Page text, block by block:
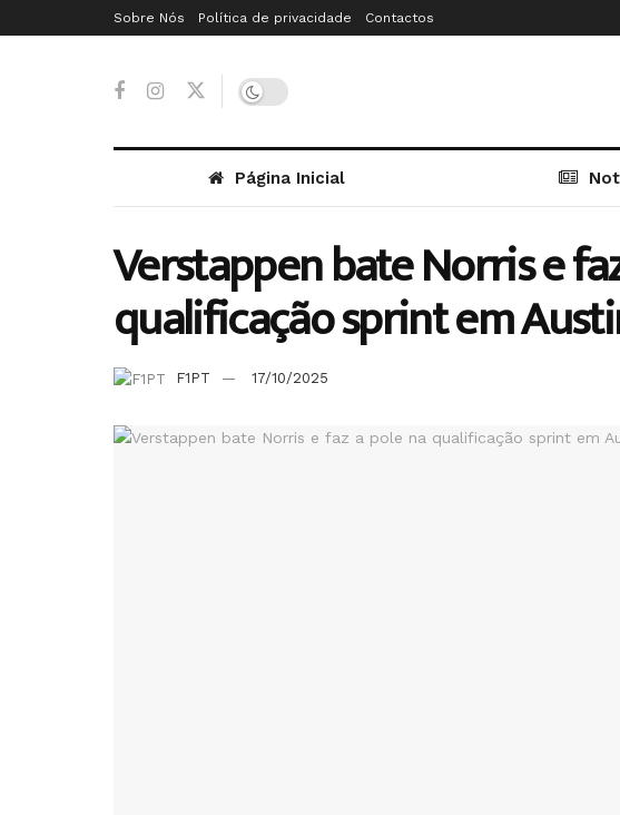
Sobre Nós Política de privacidade Contactos
Página Inicial
Verstappen bate Norris e
qualificação sprint em
F1PT 17/10/2025